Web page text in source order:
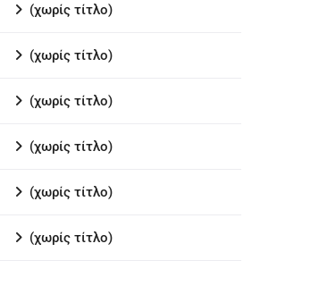
(χωρίς τίτλο)
(χωρίς τίτλο)
(χωρίς τίτλο)
(χωρίς τίτλο)
(χωρίς τίτλο)
(χωρίς τίτλο)